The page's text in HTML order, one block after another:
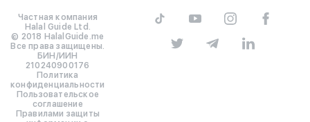
Частная компания
Halal Guide Ltd.
© 2018 HalalGuide.me
Все права защищены.
БИН/ИИН
210240900176
Политика
конфиденциальности
Пользовательское
соглашение
Правилами защиты